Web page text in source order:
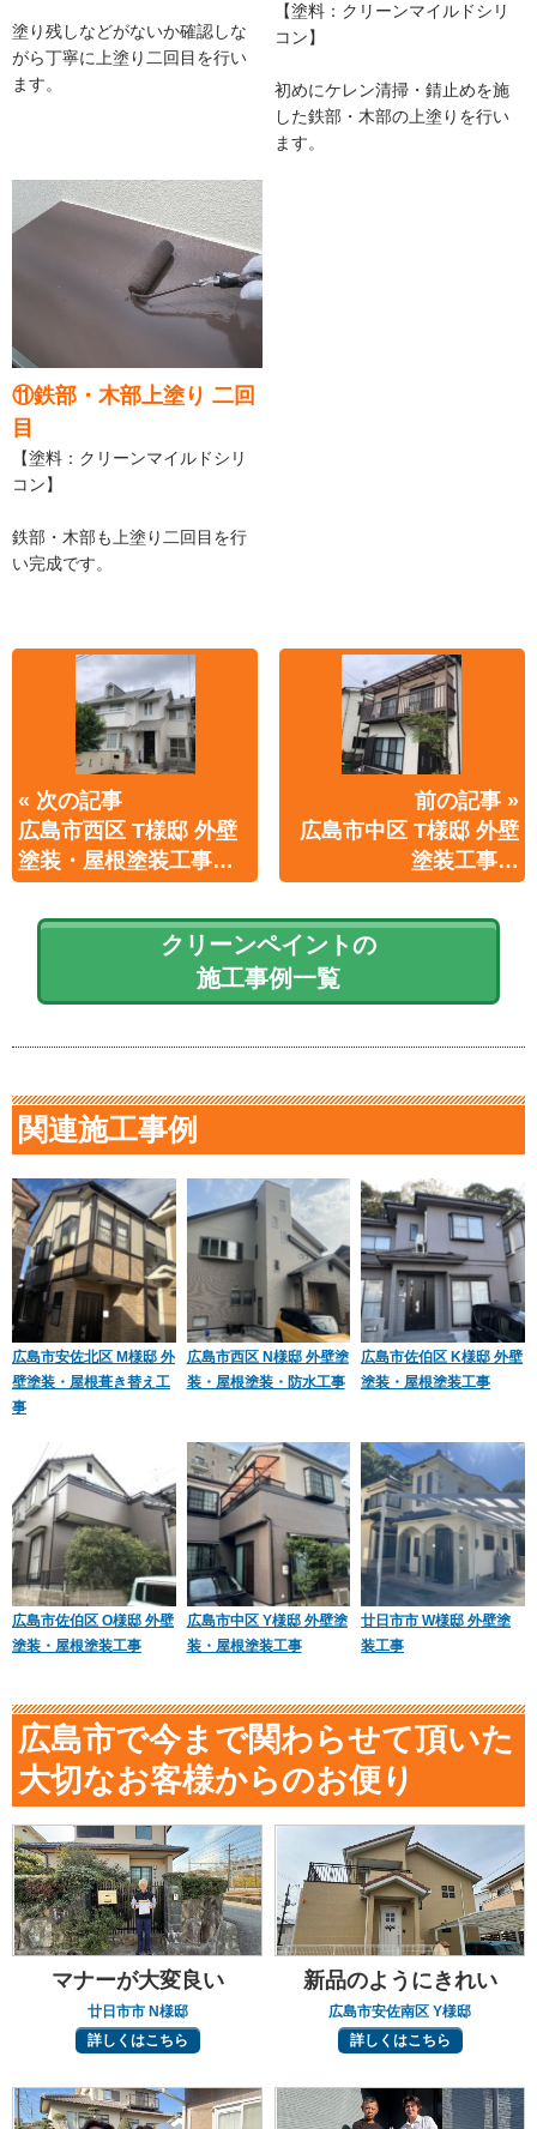
塗り残しなどがないか確認しな
がら丁寧に上塗り二回目を行い
ます。
【塗料：クリーンマイルドシリ
コン】
初めにケレン清掃・錆止めを施
した鉄部・木部の上塗りを行い
ます。
⑪鉄部・木部上塗り 二回
目
【塗料：クリーンマイルドシリ
コン】
鉄部・木部も上塗り二回目を行
い完成です。
« 次の記事
広島市西区 T様邸 外壁
塗装・屋根塗装工事…
前の記事 »
広島市中区 T様邸 外壁
塗装工事…
クリーンペイントの
施工事例一覧
関連施工事例
広島市安佐北区 M様邸 外
壁塗装・屋根葺き替え工
事
広島市西区 N様邸 外壁塗
装・屋根塗装・防水工事
広島市佐伯区 K様邸 外壁
塗装・屋根塗装工事
広島市佐伯区 O様邸 外壁
塗装・屋根塗装工事
広島市中区 Y様邸 外壁塗
装・屋根塗装工事
廿日市市 W様邸 外壁塗
装工事
広島市で今まで関わらせて頂いた
大切なお客様からのお便り
マナーが大変良い
廿日市市 N様邸
詳しくはこちら
新品のようにきれい
広島市安佐南区 Y様邸
詳しくはこちら